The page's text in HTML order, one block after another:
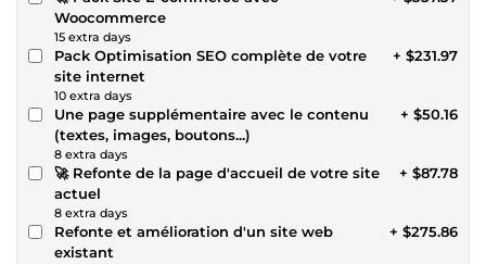
Woocommerce
15 extra days
Pack Optimisation SEO complète de votre
site internet
10 extra days
+ $231.97
Une page supplémentaire avec le contenu
(textes, images, boutons...)
8 extra days
+ $50.16
🚀 Refonte de la page d'accueil de votre site
actuel
8 extra days
+ $87.78
Refonte et amélioration d'un site web
existant
+ $275.86